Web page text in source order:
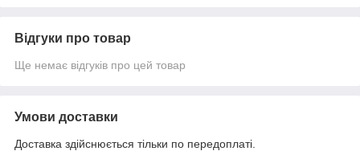
Відгуки про товар
Ще немає відгуків про цей товар
Умови доставки
Доставка здійснюється тільки по передоплаті.